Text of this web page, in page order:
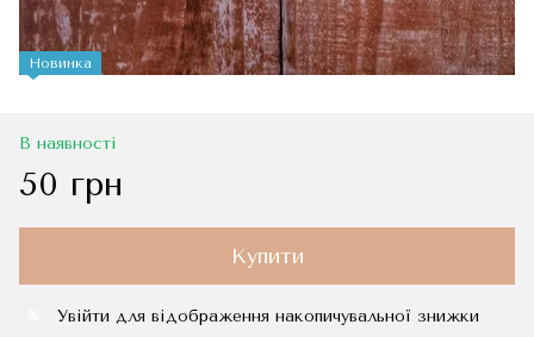
Новинка
В наявності
50 грн
Купити
Увійти для відображення накопичувальної знижки